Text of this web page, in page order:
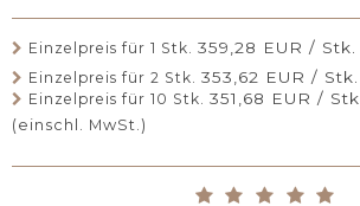
Einzelpreis für 1 Stk. 359,28 EUR / Stk.
Einzelpreis für 2 Stk. 353,62 EUR / Stk.
Einzelpreis für 10 Stk. 351,68 EUR / Stk.
(einschl. MwSt.)